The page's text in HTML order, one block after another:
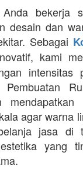
bekerja
desain dan
Sebagai
kami
intensitas
agar warna
jasa di
yang